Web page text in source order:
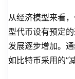
从经济模型来看
型代币设有预定
发展逐步增加。
如比特币采用的”